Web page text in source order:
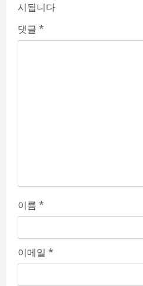
e
a
시됩니다
댓글 *
이름 *
이메일 *